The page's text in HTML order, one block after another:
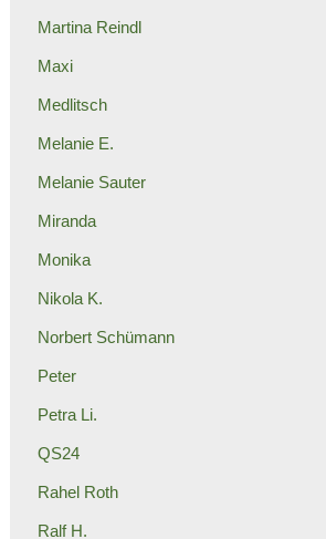
Martina Reindl
Maxi
Medlitsch
Melanie E.
Melanie Sauter
Miranda
Monika
Nikola K.
Norbert Schümann
Peter
Petra Li.
QS24
Rahel Roth
Ralf H.